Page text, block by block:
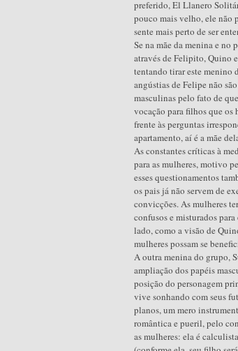
preferido, El Llanero
pouco mais velho, ele não
sente mais perto de ser
Se na mãe da menina e no
através de Felipito, Quino
tentando tirar este menino
angústias de Felipe não
masculinas pelo fato de
vocação para filhos que os
frente às perguntas
apartamento, aí é a mãe
As constantes críticas à
para as mulheres, motivo
esses questionamentos
os pais já não servem de
convicções. As mulheres
confusos e misturados
lado, como a visão de
mulheres possam se
A outra menina do grupo,
ampliação dos papéis
posição do personagem
vive sonhando com seus
planos, um mero
romântica e pueril, pelo
as mulheres: ela é